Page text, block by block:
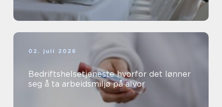
02. juli 2026
Bedriftshelsetjeneste hvorfor det lønner
seg å ta arbeidsmiljø på alvor